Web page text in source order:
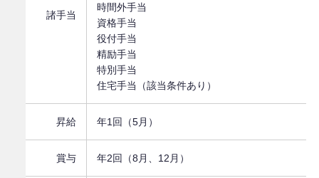
諸手当
時間外手当
資格手当
役付手当
精励手当
特別手当
住宅手当（該当条件あり）
昇給 年1回（5月）
賞与 年2回（8月、12月）